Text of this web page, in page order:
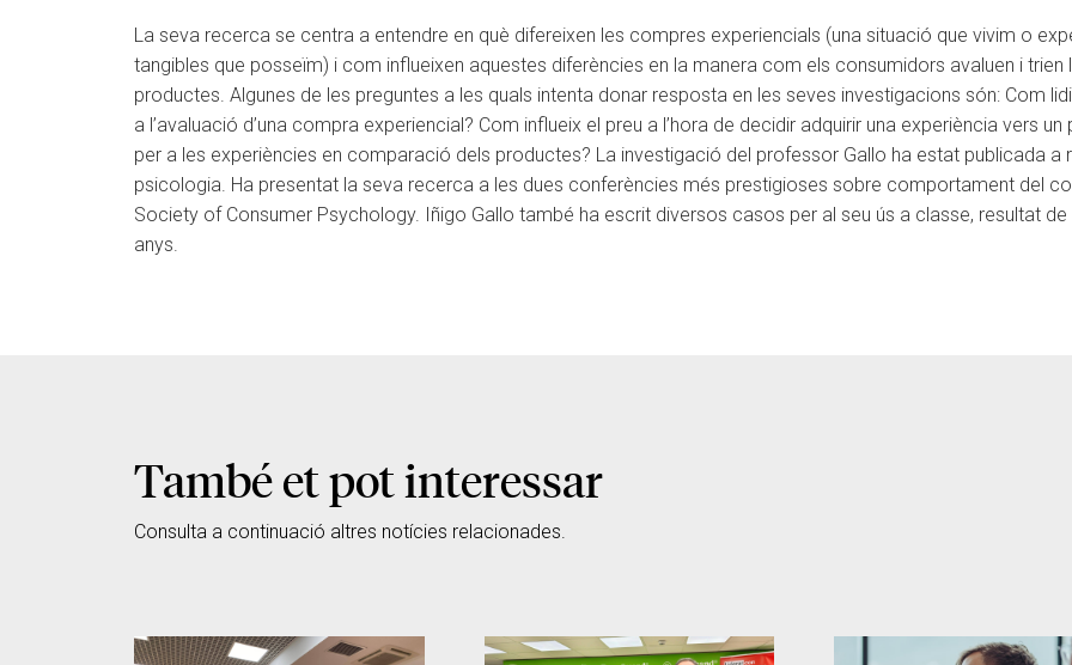
La seva recerca se centra a entendre en què difereixen les compres experiencials (una situació que vivim o
tangibles que posseïm) i com influeixen aquestes diferències en la manera com els consumidors avaluen i
productes. Algunes de les preguntes a les quals intenta donar resposta en les seves investigacions són: Com
a l’avaluació d’una compra experiencial? Com influeix el preu a l’hora de decidir adquirir una experiència vers
per a les experiències en comparació dels productes? La investigació del professor Gallo ha estat publicada
psicologia. Ha presentat la seva recerca a les dues conferències més prestigioses sobre comportament del
Society of Consumer Psychology. Iñigo Gallo també ha escrit diversos casos per al seu ús a classe, resultat
anys.
També et pot interessar
Consulta a continuació altres notícies relacionades.